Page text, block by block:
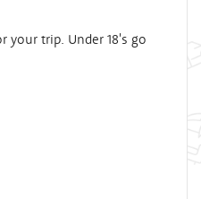
your trip. Under 18's go